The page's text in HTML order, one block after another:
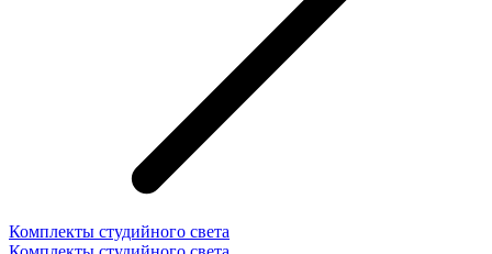
Комплекты студийного света